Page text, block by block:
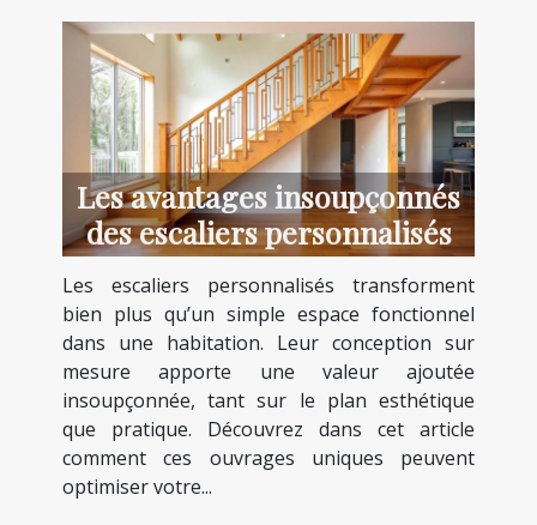
Les avantages insoupçonnés
des escaliers personnalisés
Les escaliers personnalisés transforment
bien plus qu’un simple espace fonctionnel
dans une habitation. Leur conception sur
mesure apporte une valeur ajoutée
insoupçonnée, tant sur le plan esthétique
que pratique. Découvrez dans cet article
comment ces ouvrages uniques peuvent
optimiser votre...